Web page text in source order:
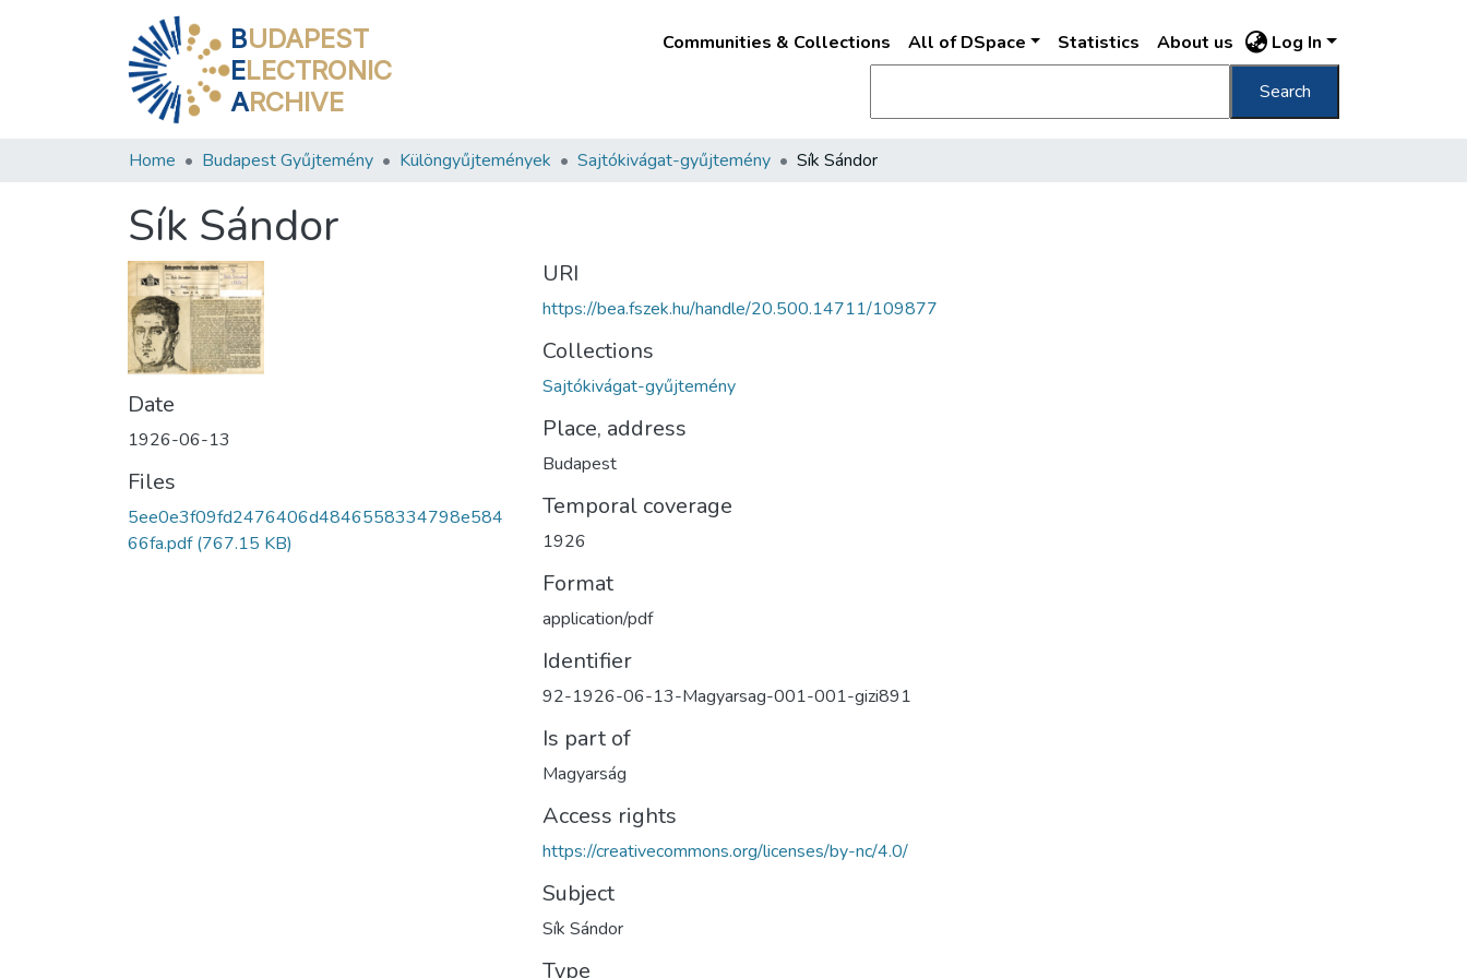
BUDAPEST
ELECTRONIC
ARCHIVE
Communities & Collections All of DSpace Statistics About us Log In
Search
Home Budapest Gyűjtemény Különgyűjtemények Sajtókivágat-gyűjtemény Sík Sándor
Sík Sándor
Date
1926-06-13
Files
5ee0e3f09fd2476406d4846558334798e584
66fa.pdf(767.15 KB)
URI
https://bea.fszek.hu/handle/20.500.14711/109877
Collections
Sajtókivágat-gyűjtemény
Place, address
Budapest
Temporal coverage
1926
Format
application/pdf
Identifier
92-1926-06-13-Magyarsag-001-001-gizi891
Is part of
Magyarság
Access rights
https://creativecommons.org/licenses/by-nc/4.0/
Subject
Sík Sándor
Type